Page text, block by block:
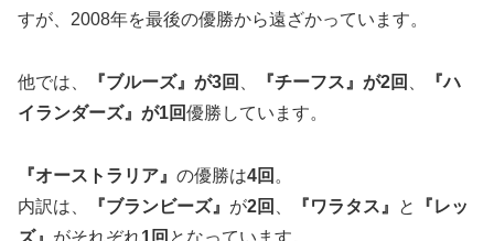
すが、2008年を最後の優勝から遠ざかっています。
他では、 『ブルーズ』が3回 『チーフス』が2回
『ハ
イランダーズ』が1回優勝しています。
『オーストラリア』 の優勝は4回 。
内訳は、
『ブランビーズ』 が2回 『ワラタス』 と
『レッ
ズ』 がそれぞれ1回 となっています。